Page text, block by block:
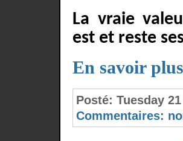
La vraie
est et reste
En savoir
Posté: Tuesday
Commentaires: